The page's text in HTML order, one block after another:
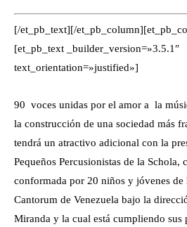
[/et_pb_text][/
[et_pb_text _builder_version=»3.5.1″
text_orientation=»justified»]
90 voces unidas por el amor a la
la construcción de una sociedad más
tendrá un atractivo adicional con la
Pequeños Percusionistas de la Schola,
conformada por 20 niños y jóvenes de
Cantorum de Venezuela bajo la
Miranda y la cual está cumpliendo sus